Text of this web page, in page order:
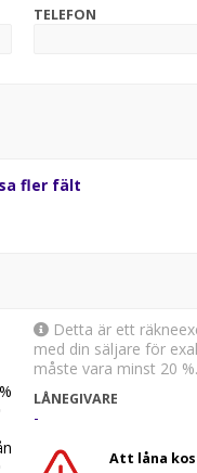
TELEFON
fler fält
%
Detta är ett
med din säljare för
måste vara minst 20 %.
LÅNEGIVARE
-
Att låna